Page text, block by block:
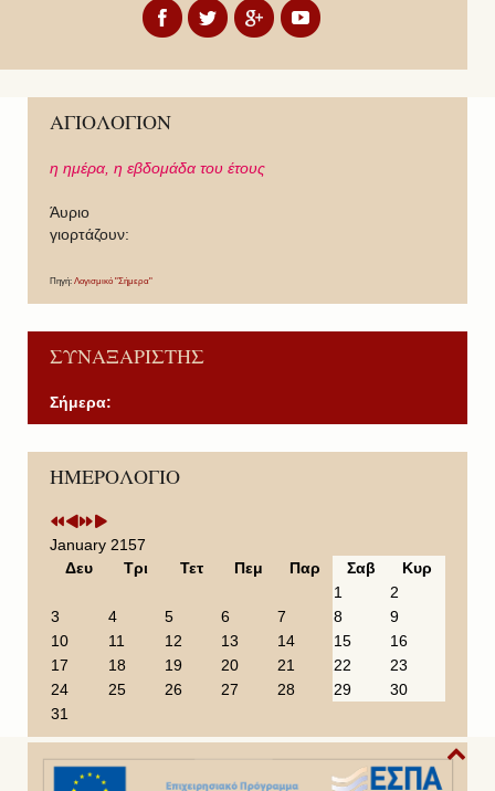
ΑΓΙΟΛΟΓΙΟΝ
η ημέρα, η εβδομάδα του έτους
Άυριο
γιορτάζουν:
Πηγή: Λογισμικό "Σήμερα"
ΣΥΝΑΞΑΡΙΣΤΗΣ
Σήμερα:
ΗΜΕΡΟΛΟΓΙΟ
P
r
v
i
e
a
r
P
r
v
i
o
o
t
h
N
e
t
Y
e
N
e
t
M
January 2157
Δευ
Τρι Τετ Πεμ Παρ Σαβ
Κυρ
1
2
3
4 5 6 7 8
9
10
11 12 13 14 15
16
17
18 19 20 21 22
23
24
25 26 27 28 29
30
31